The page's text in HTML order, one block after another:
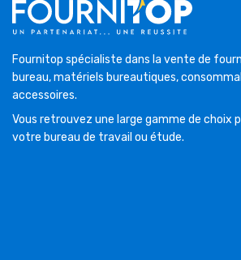
Fournitop spécialiste dans la vente de
bureau, matériels bureautiques,
accessoires.
Vous retrouvez une large gamme de choix
votre bureau de travail ou étude.